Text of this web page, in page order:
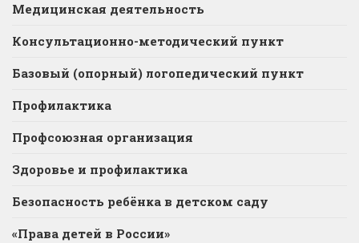
Медицинская деятельность
Консультационно-методический пункт
Базовый (опорный) логопедический пункт
Профилактика
Профсоюзная организация
Здоровье и профилактика
Безопасность ребёнка в детском саду
«Права детей в России»